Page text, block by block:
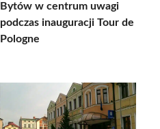
Bytów w centrum uwagi
podczas inauguracji Tour de
Pologne